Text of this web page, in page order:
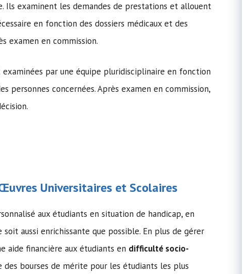
Ils examinent les demandes de prestations et allouent
en fonction des dossiers médicaux et des
examen en commission.
examinées par une équipe pluridisciplinaire en fonction
personnes concernées. Après examen en commission,
Universitaires et Scolaires
aux étudiants en situation de handicap, en
aussi enrichissante que possible. En plus de gérer
aide financière aux étudiants en difficulté socio-
des bourses de mérite pour les étudiants les plus